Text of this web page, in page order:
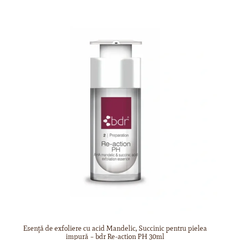
Esență de exfoliere cu acid Mandelic, Succinic pentru pielea
impură – bdr Re-action PH 30ml